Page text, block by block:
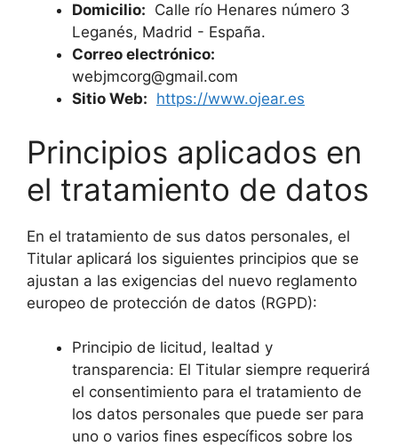
Domicilio: Calle río Henares número 3
Leganés, Madrid - España.
Correo electrónico:
webjmcorg@gmail.com
Sitio Web: https://www.ojear.es
Principios aplicados en
el tratamiento de datos
En el tratamiento de sus datos personales, el
Titular aplicará los siguientes principios que se
ajustan a las exigencias del nuevo reglamento
europeo de protección de datos (RGPD):
Principio de licitud, lealtad y
transparencia: El Titular siempre requerirá
el consentimiento para el tratamiento de
los datos personales que puede ser para
uno o varios fines específicos sobre los